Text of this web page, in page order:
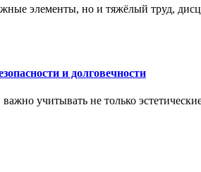
элементы, но и тяжёлый труд,
и долговечности
учитывать не только